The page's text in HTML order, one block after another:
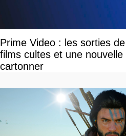
Prime Video : les sorties
films cultes et une
cartonner